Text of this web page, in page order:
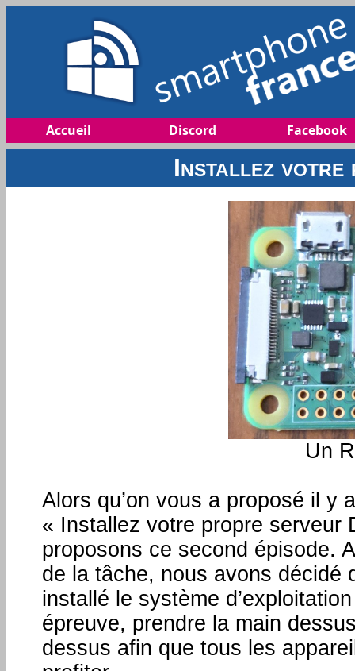
Accueil Discord Facebook
Installez votre
Un
Alors qu’on vous a proposé il y
« Installez votre propre serveur
proposons ce second épisode.
de la tâche, nous avons décidé
installé le système
épreuve, prendre la main
dessus afin que tous les